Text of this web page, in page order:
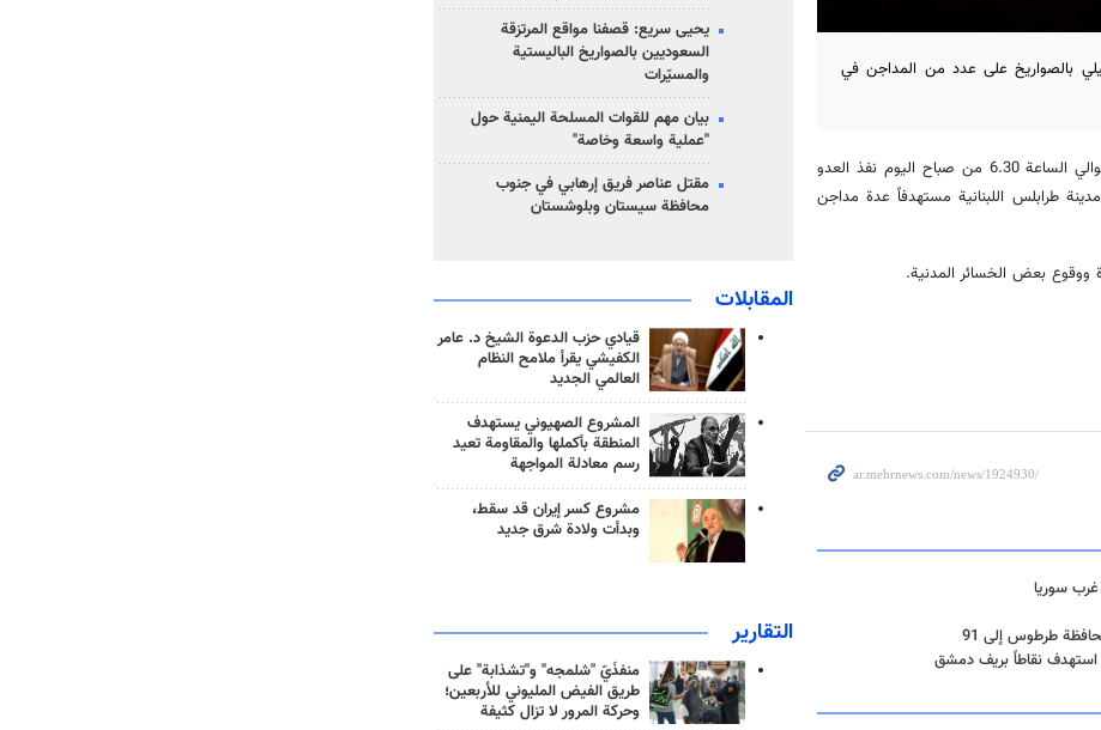
بالصواريخ على عدد من المداجن في
، انه قال مصدر عسكري في تصريح لـ سانا إنه حوالي الساعة 6.30 من صباح اليوم نفذ العدو
طرابلس اللبنانية مستهدفاً عدة مداجن
ووقوع بعض الخسائر المدنية.
سوريا
طرطوس إلى 91
استهدف نقاطاً بريف دمشق
يحيى سريع: قصفنا مواقع المرتزقة
السعوديين بالصواريخ الباليستية
والمسيّرات
بيان مهم للقوات المسلحة اليمنية حول
"عملية واسعة وخاصة"
مقتل عناصر فريق إرهابي في جنوب
محافظة سيستان وبلوشستان
المقابلات
قيادي حزب الدعوة الشيخ د. عامر
الكفيشي يقرأ ملامح النظام
العالمي الجديد
المشروع الصهيوني يستهدف
المنطقة بأكملها والمقاومة تعيد
رسم معادلة المواجهة
مشروع كسر إيران قد سقط،
وبدأت ولادة شرق جديد
التقارير
منفذَيّ "شلمجه" و"تشذابة" على
طريق الفيض المليوني للأربعين؛
وحركة المرور لا تزال كثيفة